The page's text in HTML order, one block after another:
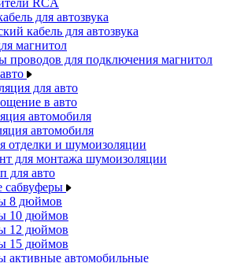
RCA
для автозвука
кабель для автозвука
магнитол
проводов для подключения магнитол
для авто
в авто
автомобиля
автомобиля
отделки и шумоизоляции
для монтажа шумоизоляции
для авто
сабвуферы
8 дюймов
10 дюймов
12 дюймов
15 дюймов
активные автомобильные